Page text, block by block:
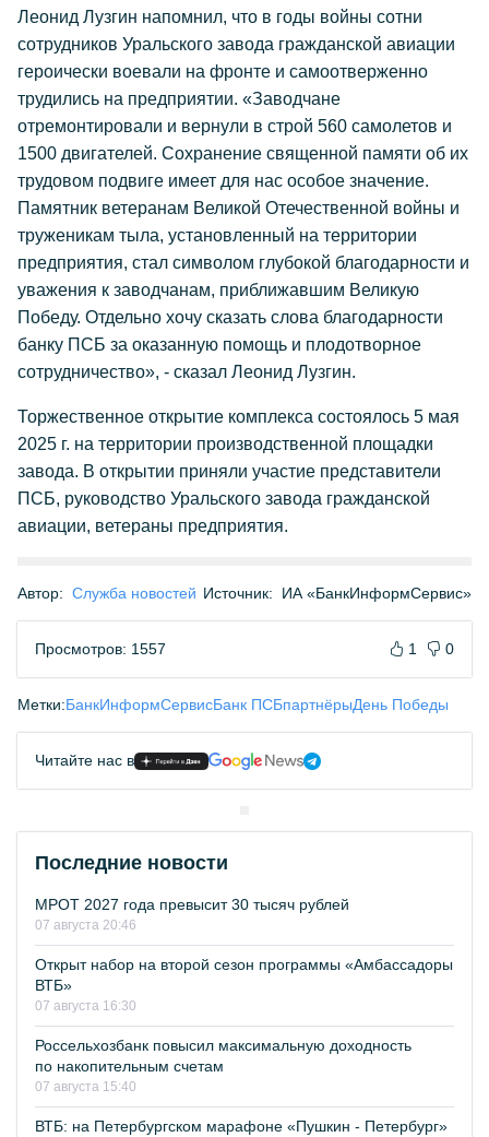
Леонид Лузгин напомнил, что в годы войны сотни
сотрудников Уральского завода гражданской авиации
героически воевали на фронте и самоотверженно
трудились на предприятии. «Заводчане
отремонтировали и вернули в строй 560 самолетов и
1500 двигателей. Сохранение священной памяти об их
трудовом подвиге имеет для нас особое значение.
Памятник ветеранам Великой Отечественной войны и
труженикам тыла, установленный на территории
предприятия, стал символом глубокой благодарности и
уважения к заводчанам, приближавшим Великую
Победу. Отдельно хочу сказать слова благодарности
банку ПСБ за оказанную помощь и плодотворное
сотрудничество», - сказал Леонид Лузгин.
Торжественное открытие комплекса состоялось 5 мая
2025 г. на территории производственной площадки
завода. В открытии приняли участие представители
ПСБ, руководство Уральского завода гражданской
авиации, ветераны предприятия.
Автор: Служба новостей Источник: ИА «БанкИнформСервис»
Просмотров: 1557 1 0
Метки:БанкИнформСервисБанк ПСБпартнёрыДень Победы
Читайте нас в
Последние новости
МРОТ 2027 года превысит 30 тысяч рублей
07 августа 20:46
Открыт набор на второй сезон программы «Амбассадоры
ВТБ»
07 августа 16:30
Россельхозбанк повысил максимальную доходность
по накопительным счетам
07 августа 15:40
ВТБ: на Петербургском марафоне «Пушкин - Петербург»